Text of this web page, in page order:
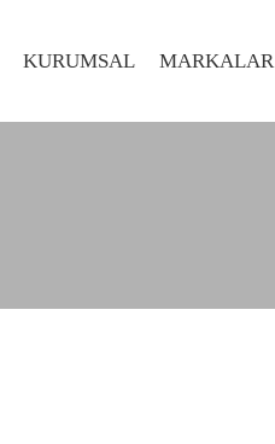
KURUMSAL MARKALAR